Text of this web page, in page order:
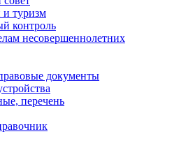
туризм
контроль
несовершеннолетних
документы
перечень